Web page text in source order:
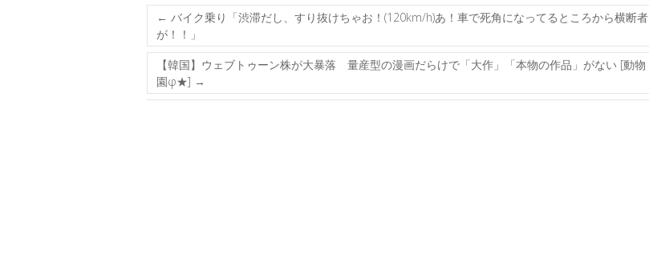
← バイク乗り「渋滞だし、すり抜けちゃお！(120km/h)あ！車で死角になってるところから横断者
が！！」
【韓国】ウェブトゥーン株が大暴落 量産型の漫画だらけで「大作」「本物の作品」がない [動物
園φ★] →